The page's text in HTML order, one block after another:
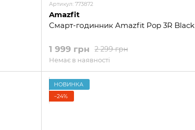
Артикул: 773872
Amazfit
Смарт-годинник Amazfit Pop 3R Black
2 299 грн
1 999 грн
Немає в наявності
НОВИНКА
−24%